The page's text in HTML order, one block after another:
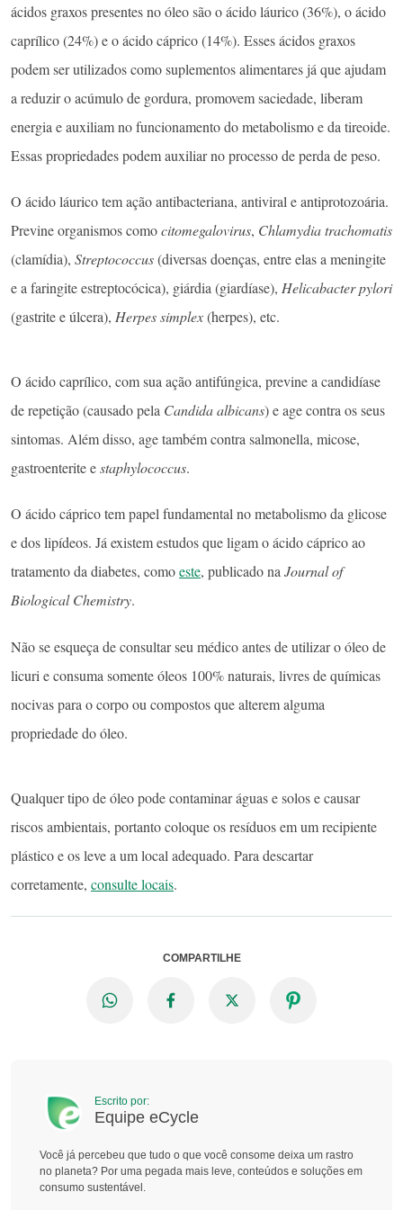
ácidos graxos presentes no óleo são o ácido láurico (36%), o ácido
caprílico (24%) e o ácido cáprico (14%). Esses ácidos graxos
podem ser utilizados como suplementos alimentares já que ajudam
a reduzir o acúmulo de gordura, promovem saciedade, liberam
energia e auxiliam no funcionamento do metabolismo e da tireoide.
Essas propriedades podem auxiliar no processo de perda de peso.
O ácido láurico tem ação antibacteriana, antiviral e antiprotozoária.
Previne organismos comocitomegalovirus, Chlamydia trachomatis
(clamídia), Streptococcus(diversas doenças, entre elas a meningite
e a faringite estreptocócica), giárdia (giardíase), Helicabacter pylori
(gastrite e úlcera), Herpes simplex(herpes), etc.
O ácido caprílico, com sua ação antifúngica, previne a candidíase
de repetição (causado pela Candida albicans) e age contra os seus
sintomas. Além disso, age também contra salmonella, micose,
gastroenterite estaphylococcus.
O ácido cáprico tem papel fundamental no metabolismo da glicose
e dos lipídeos. Já existem estudos que ligam o ácido cáprico ao
tratamento da diabetes, comoeste, publicado naJournal of
Biological Chemistry.
Não se esqueça de consultar seu médico antes de utilizar o óleo de
licuri e consuma somente óleos 100% naturais, livres de químicas
nocivas para o corpo ou compostos que alterem alguma
propriedade do óleo.
Qualquer tipo de óleo pode contaminar águas e solos e causar
riscos ambientais, portanto coloque os resíduos em um recipiente
plástico e os leve a um local adequado. Para descartar
corretamente, consulte locais.
COMPARTILHE
Escrito por:
Equipe eCycle
Você já percebeu que tudo o que você consome deixa um rastro
no planeta? Por uma pegada mais leve, conteúdos e soluções em
consumo sustentável.